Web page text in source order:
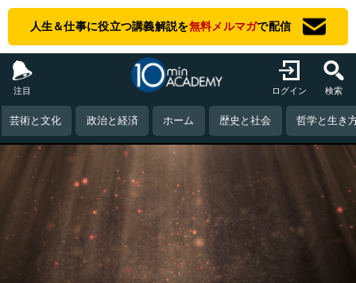
人生＆仕事に役立つ講義解説を無料メルマガで配信
注目 ログイン 検索
芸術と文化 政治と経済 ホーム 歴史と社会 哲学と生き